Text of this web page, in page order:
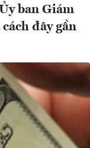
ban Giám
đây gần